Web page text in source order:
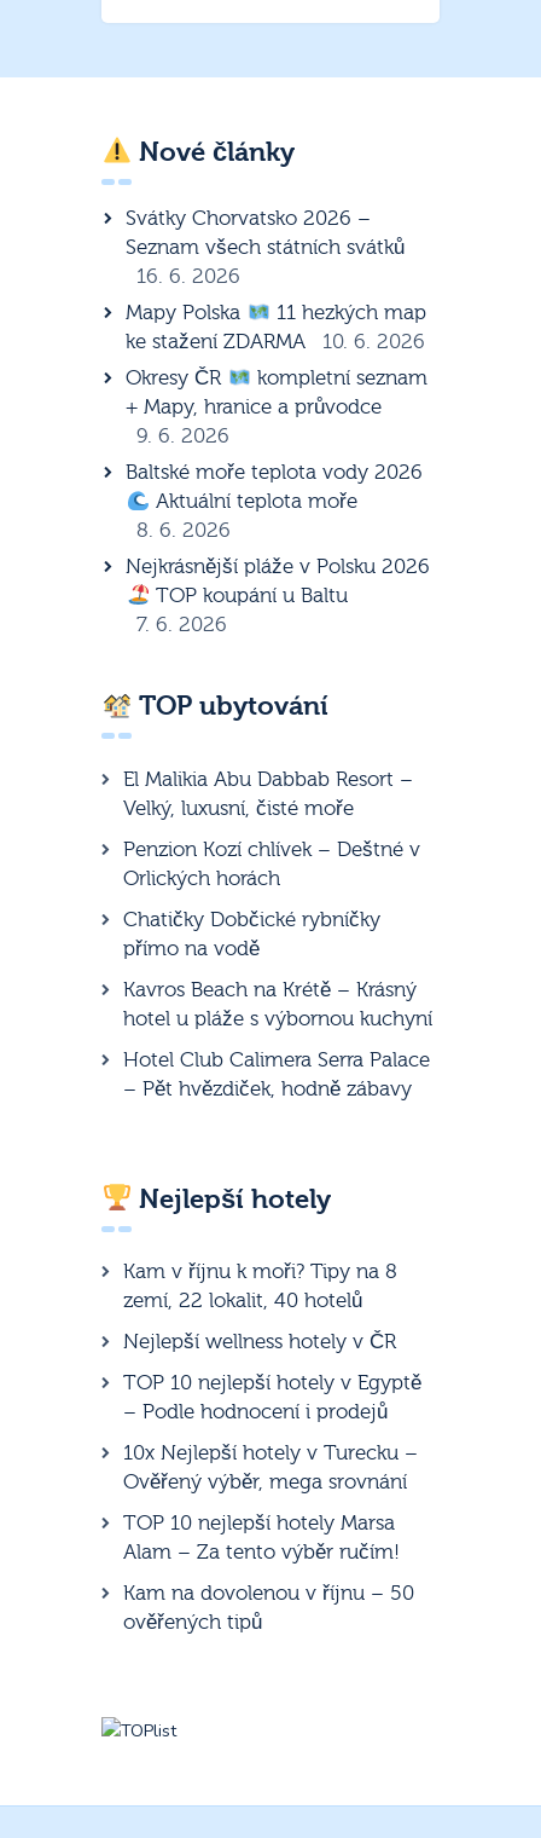
Nové články
Svátky Chorvatsko 2026 –
Seznam všech státních svátků
16. 6. 2026
Mapy Polska
11 hezkých map
ke stažení ZDARMA
10. 6. 2026
Okresy ČR
kompletní seznam
+ Mapy, hranice a průvodce
9. 6. 2026
Baltské moře teplota vody 2026
Aktuální teplota moře
8. 6. 2026
Nejkrásnější pláže v Polsku 2026
TOP koupání u Baltu
7. 6. 2026
TOP ubytování
El Malikia Abu Dabbab Resort –
Velký, luxusní, čisté moře
Penzion Kozí chlívek – Deštné v
Orlických horách
Chatičky Dobčické rybníčky
přímo na vodě
Kavros Beach na Krétě – Krásný
hotel u pláže s výbornou kuchyní
Hotel Club Calimera Serra Palace
– Pět hvězdiček, hodně zábavy
Nejlepší hotely
Kam v říjnu k moři? Tipy na 8
zemí, 22 lokalit, 40 hotelů
Nejlepší wellness hotely v ČR
TOP 10 nejlepší hotely v Egyptě
– Podle hodnocení i prodejů
10x Nejlepší hotely v Turecku –
Ověřený výběr, mega srovnání
TOP 10 nejlepší hotely Marsa
Alam – Za tento výběr ručím!
Kam na dovolenou v říjnu – 50
ověřených tipů